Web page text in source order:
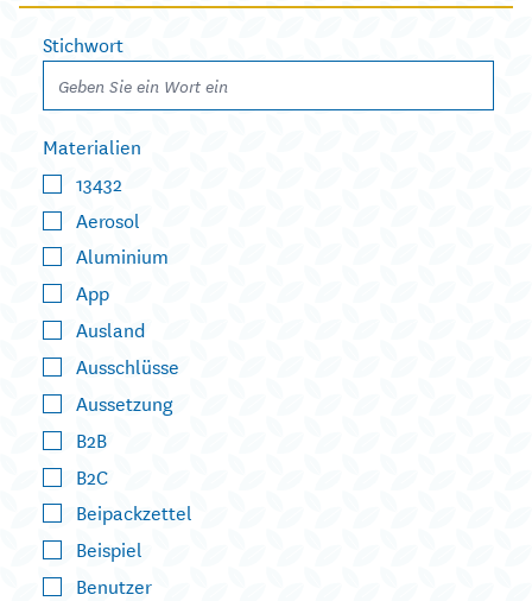
Stichwort
Materialien
13432
Aerosol
Aluminium
App
Ausland
Ausschlüsse
Aussetzung
B2B
B2C
Beipackzettel
Beispiel
Benutzer